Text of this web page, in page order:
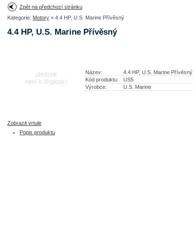
Zpět na předchozí stránku
Kategorie: Motory » 4.4 HP, U.S. Marine Přívěsný
4.4 HP, U.S. Marine Přívěsný
Název:
4.4 HP, U.S. Marine Přívěsný
Kód produktu:
US5
Výrobce:
U.S. Marine
Zobrazit vrtule
Popis produktu